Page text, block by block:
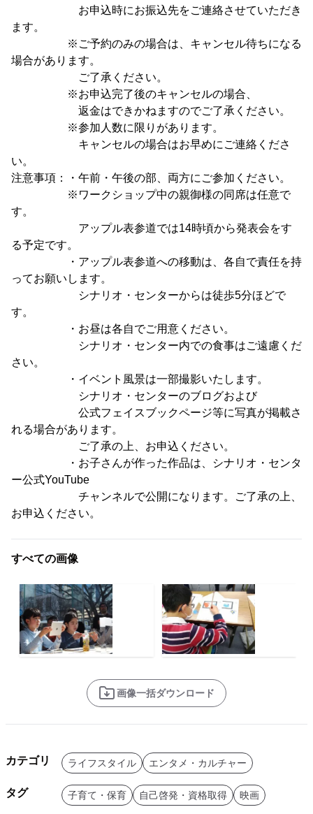
お申込時にお振込先をご連絡させていただき
ます。
※ご予約のみの場合は、キャンセル待ちになる
場合があります。
ご了承ください。
※お申込完了後のキャンセルの場合、
返金はできかねますのでご了承ください。
※参加人数に限りがあります。
キャンセルの場合はお早めにご連絡くださ
い。
注意事項：・午前・午後の部、両方にご参加ください。
※ワークショップ中の親御様の同席は任意で
す。
アップル表参道では14時頃から発表会をす
る予定です。
・アップル表参道への移動は、各自で責任を持
ってお願いします。
シナリオ・センターからは徒歩5分ほどで
す。
・お昼は各自でご用意ください。
シナリオ・センター内での食事はご遠慮くだ
さい。
・イベント風景は一部撮影いたします。
シナリオ・センターのブログおよび
公式フェイスブックページ等に写真が掲載さ
れる場合があります。
ご了承の上、お申込ください。
・お子さんが作った作品は、シナリオ・センタ
ー公式YouTube
チャンネルで公開になります。ご了承の上、
お申込ください。
すべての画像
画像一括ダウンロード
カテゴリ ライフスタイル エンタメ・カルチャー
タグ 子育て・保育 自己啓発・資格取得 映画